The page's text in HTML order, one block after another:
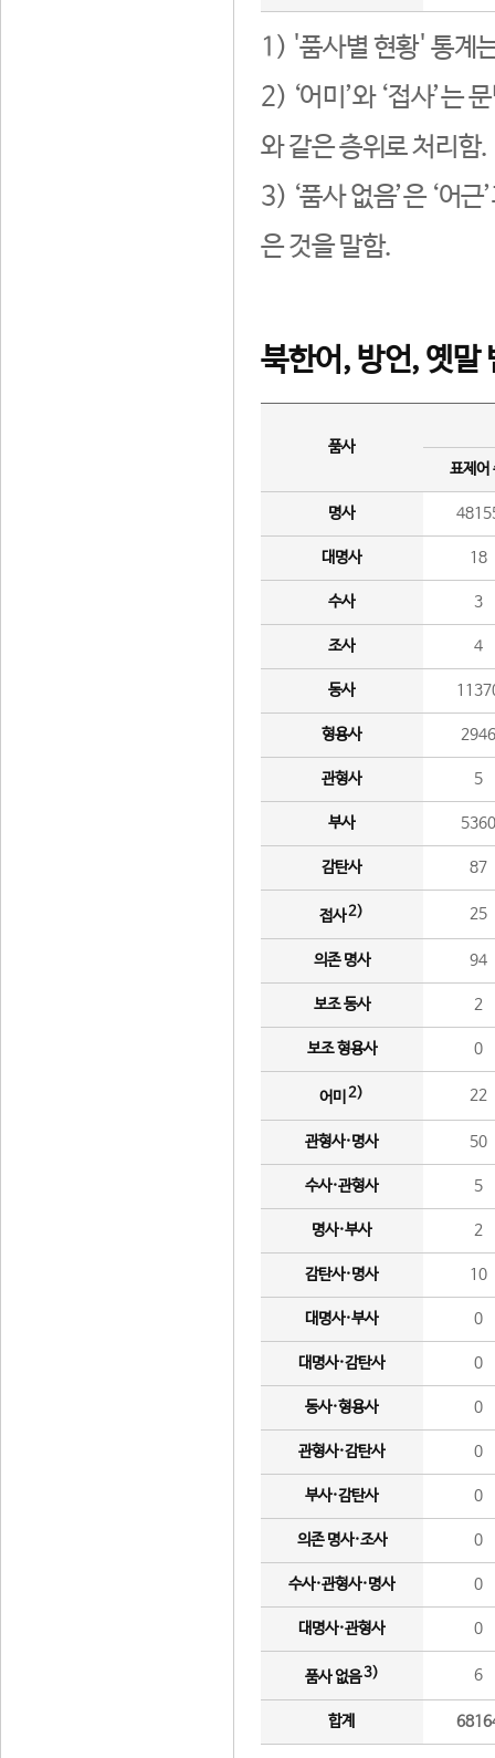
1) '품사별 현황' 통계
2) ‘어미’와 ‘접사’는
와 같은 층위로 처리함.
3) ‘품사 없음’은 ‘어
은 것을 말함.
북한어, 방언, 옛말
품사
표제어
명사
대명사 18
수사 3
조사 4
동사
형용사 2946
관형사 5
부사 5360
감탄사 87
접사2) 25
의존 명사 94
보조 동사 2
보조 형용사 0
어미 2) 22
관형사·명사 50
수사·관형사 5
명사·부사 2
감탄사·명사 10
대명사·부사 0
대명사·감탄사 0
동사·형용사 0
관형사·감탄사 0
부사·감탄사 0
의존 명사·조사 0
수사·관형사·명사 0
대명사·관형사 0
품사 없음3) 6
합계